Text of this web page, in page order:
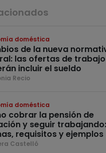
doméstica
de la nueva
las ofertas de trabajo
incluir el sueldo
Recio
doméstica
cobrar la pensión de
y seguir trabajando:
requisitos y ejemplos
Castelló